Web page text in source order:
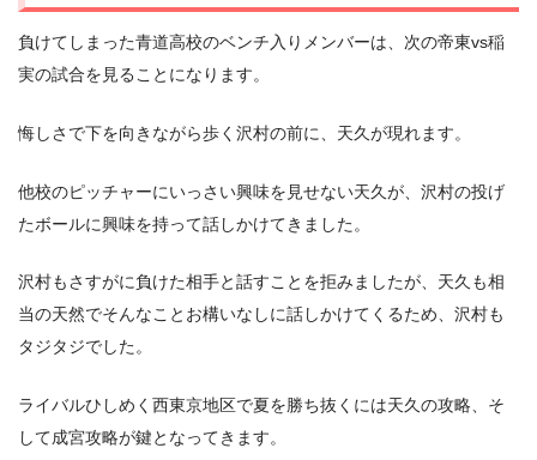
負けてしまった青道高校のベンチ入りメンバーは、次の帝東vs稲
実の試合を見ることになります。
悔しさで下を向きながら歩く沢村の前に、天久が現れます。
他校のピッチャーにいっさい興味を見せない天久が、沢村の投げ
たボールに興味を持って話しかけてきました。
沢村もさすがに負けた相手と話すことを拒みましたが、天久も相
当の天然でそんなことお構いなしに話しかけてくるため、沢村も
タジタジでした。
ライバルひしめく西東京地区で夏を勝ち抜くには天久の攻略、そ
して成宮攻略が鍵となってきます。